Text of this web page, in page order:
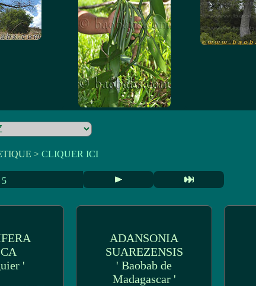
> CLIQUER ICI
5
'
ADANSONIA
SUAREZENSIS
' Baobab de
Madagascar '